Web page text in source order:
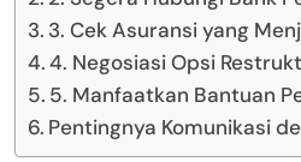
3. Cek Asuransi yang
4. Negosiasi Opsi
5. Manfaatkan Bantuan
Pentingnya Komunikasi